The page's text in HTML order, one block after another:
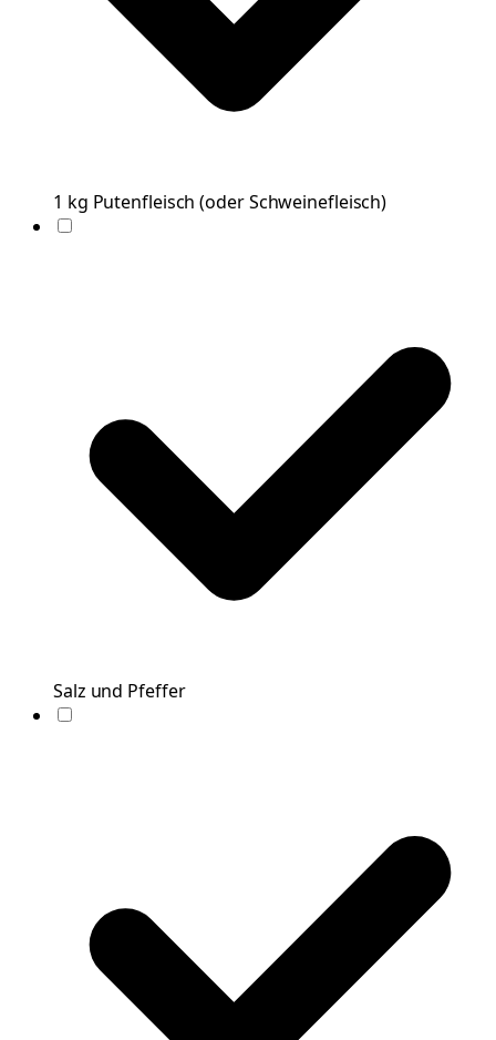
1 kg Putenfleisch (oder Schweinefleisch)
Salz und Pfeffer